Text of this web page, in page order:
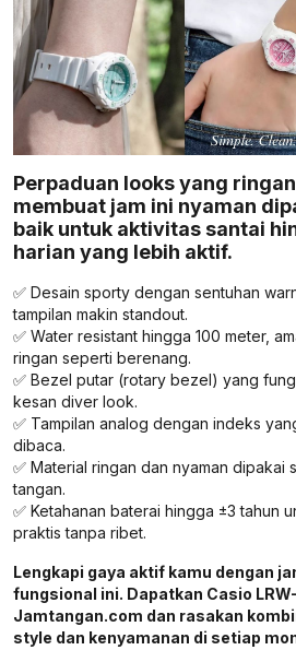
Perpaduan looks yang
membuat jam ini nyaman
baik untuk aktivitas santai
harian yang lebih aktif.
✅ Desain sporty dengan sentuhan
tampilan makin standout.
✅ Water resistant hingga 100 meter,
ringan seperti berenang.
✅ Bezel putar (rotary bezel) yang
kesan diver look.
✅ Tampilan analog dengan indeks
dibaca.
✅ Material ringan dan nyaman dipakai
tangan.
✅ Ketahanan baterai hingga ±3 tahun
praktis tanpa ribet.
Lengkapi gaya aktif kamu dengan
fungsional ini. Dapatkan Casio
Jamtangan.com dan rasakan
style dan kenyamanan di setiap